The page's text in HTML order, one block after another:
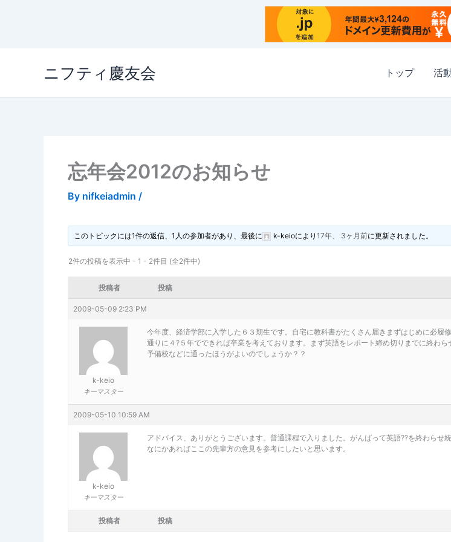
ニフティ慶友会 トップ 活
忘年会2012のお知らせ
By nifkeiadmin /
このトピックには1件の返信、1人の参加者があり、最後に k-keioにより17年、 3ヶ月前に更新されました。
2件の投稿を表示中 - 1 - 2件目 (全2件中)
投稿者 投稿
2009-05-09 2:23 PM
k-keio
キーマスター
今年度、経済学部に入学した６３期生です。自宅に教科書がたくさん届きまずはじめに必
通りに４?５年でできれば卒業を考えております。まず英語をレポート締め切りまでに終わ
予備校などに通ったほうがよいのでしょうか？？
2009-05-10 10:59 AM
k-keio
キーマスター
アドバイス、ありがとうございます。普通課程で入りました。がんばって英語??を終わら
なにかあればここの先輩方の意見を参考にしたいと思います。
投稿者 投稿